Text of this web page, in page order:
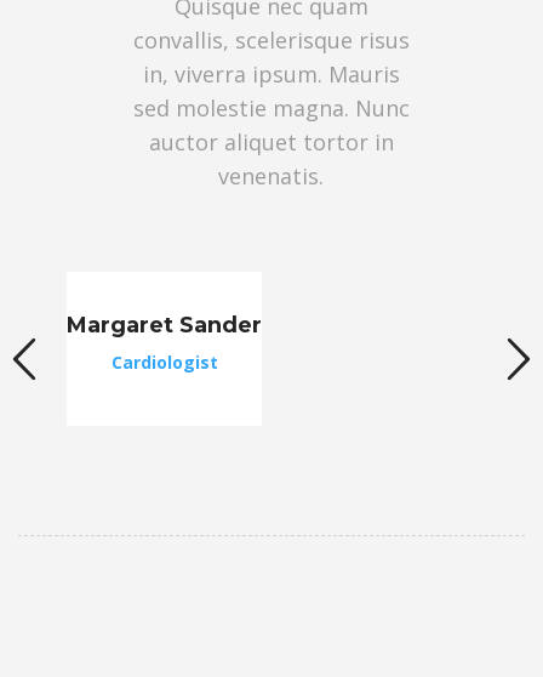
convallis, scelerisque risus
in, viverra ipsum. Mauris
sed molestie magna. Nunc
auctor aliquet tortor in
venenatis.
Margaret Sander
Cardiologist